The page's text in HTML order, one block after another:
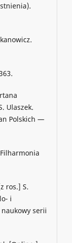
Ulaszek.
Polskich —
ros.] S.
i
serii